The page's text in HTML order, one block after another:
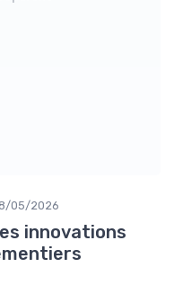
05/2026
innovations